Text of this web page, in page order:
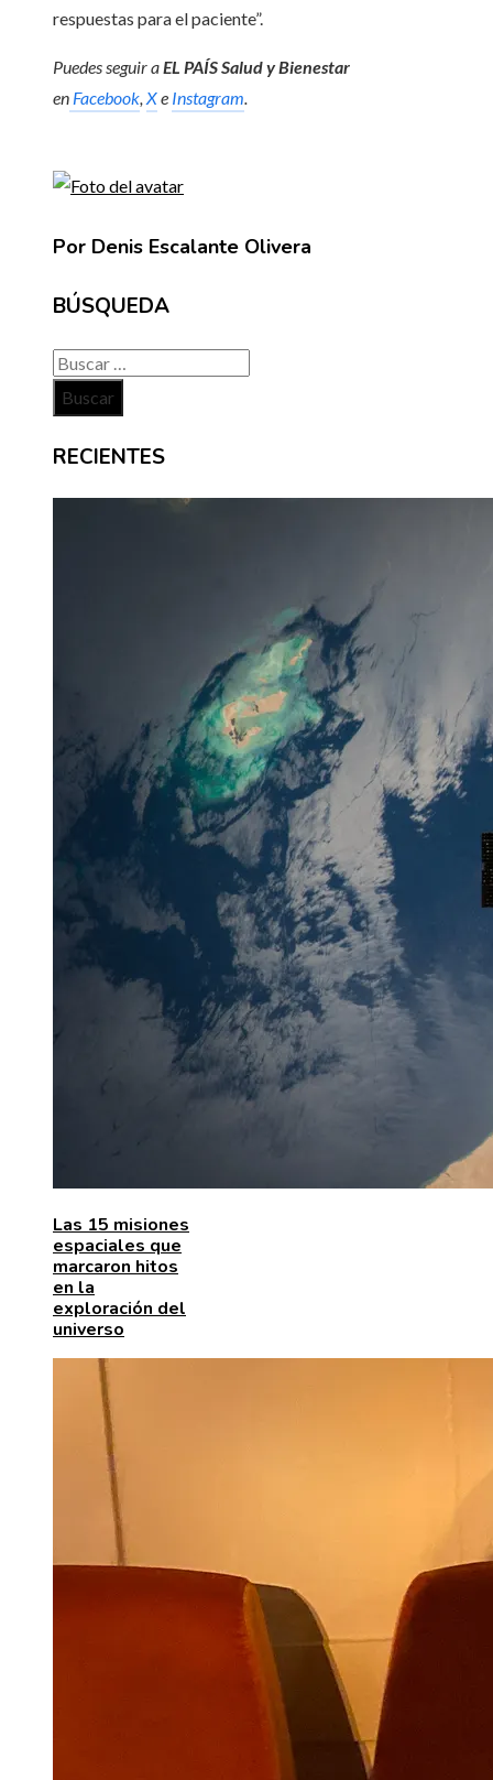
respuestas para el paciente”.
Puedes seguir aEL PAÍS Salud y Bienestar
en Facebook, Xe Instagram.
Por Denis Escalante Olivera
BÚSQUEDA
Buscar:
RECIENTES
Las 15 misiones
espaciales que
marcaron hitos
en la
exploración del
universo